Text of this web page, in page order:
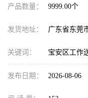
产品数量： 9999.00个
发货地址： 广东省东莞
关键词： 宝安区工作
发布日期： 2026-08-06